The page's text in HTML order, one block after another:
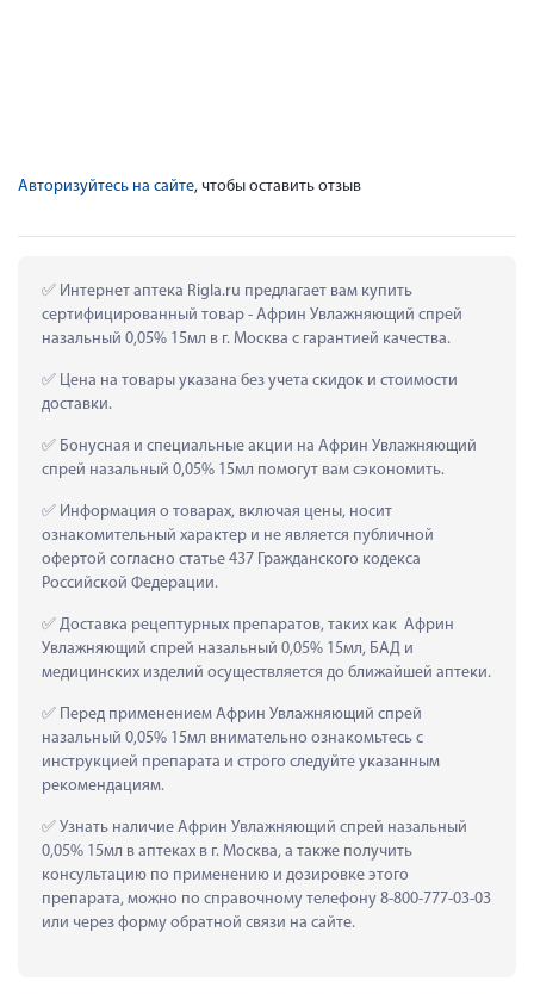
Авторизуйтесь на сайте, чтобы оставить отзыв
Интернет аптека Rigla.ru предлагает вам купить
сертифицированный товар - Африн Увлажняющий спрей
назальный 0,05% 15мл в г. Москва с гарантией качества.
Цена на товары указана без учета скидок и стоимости
доставки.
Бонусная и специальные акции на Африн Увлажняющий
спрей назальный 0,05% 15мл помогут вам сэкономить.
Информация о товарах, включая цены, носит
ознакомительный характер и не является публичной
офертой согласно статье 437 Гражданского кодекса
Российской Федерации.
Доставка рецептурных препаратов, таких как  Африн
Увлажняющий спрей назальный 0,05% 15мл, БАД и
медицинских изделий осуществляется до ближайшей аптеки.
Перед применением Африн Увлажняющий спрей
назальный 0,05% 15мл внимательно ознакомьтесь с
инструкцией препарата и строго следуйте указанным
рекомендациям.
Узнать наличие Африн Увлажняющий спрей назальный
0,05% 15мл в аптеках в г. Москва, а также получить
консультацию по применению и дозировке этого
препарата, можно по справочному телефону 8-800-777-03-03
или через форму обратной связи на сайте.